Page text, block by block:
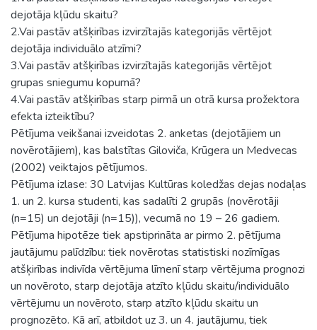
dejotāja kļūdu skaitu?
2.Vai pastāv atšķirības izvirzītajās kategorijās vērtējot
dejotāja individuālo atzīmi?
3.Vai pastāv atšķirības izvirzītajās kategorijās vērtējot
grupas sniegumu kopumā?
4.Vai pastāv atšķirības starp pirmā un otrā kursa prožektora
efekta izteiktību?
Pētījuma veikšanai izveidotas 2. anketas (dejotājiem un
novērotājiem), kas balstītas Giloviča, Krūgera un Medvecas
(2002) veiktajos pētījumos.
Pētījuma izlase: 30 Latvijas Kultūras koledžas dejas nodaļas
1. un 2. kursa studenti, kas sadalīti 2 grupās (novērotāji
(n=15) un dejotāji (n=15)), vecumā no 19 – 26 gadiem.
Pētījuma hipotēze tiek apstiprināta ar pirmo 2. pētījuma
jautājumu palīdzību: tiek novērotas statistiski nozīmīgas
atšķirības indivīda vērtējuma līmenī starp vērtējuma prognozi
un novēroto, starp dejotāja atzīto kļūdu skaitu/individuālo
vērtējumu un novēroto, starp atzīto kļūdu skaitu un
prognozēto. Kā arī, atbildot uz 3. un 4. jautājumu, tiek